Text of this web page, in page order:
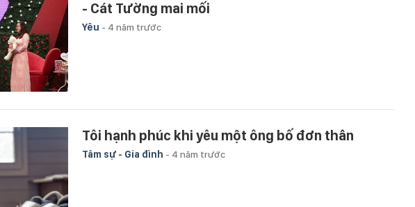
- Cát Tường mai mối
Yêu - 4 năm trước
Tôi hạnh phúc khi yêu một ông bố đơn thân
Tâm sự - Gia đình - 4 năm trước